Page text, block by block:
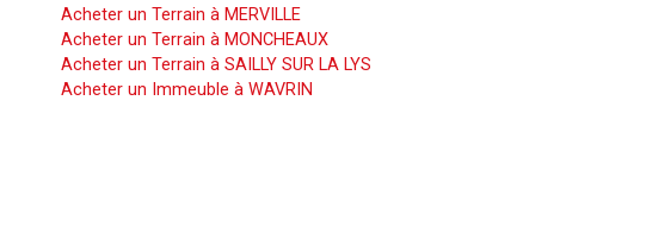
Acheter un Terrain à MERVILLE
Acheter un Terrain à MONCHEAUX
Acheter un Terrain à SAILLY SUR LA LYS
Acheter un Immeuble à WAVRIN